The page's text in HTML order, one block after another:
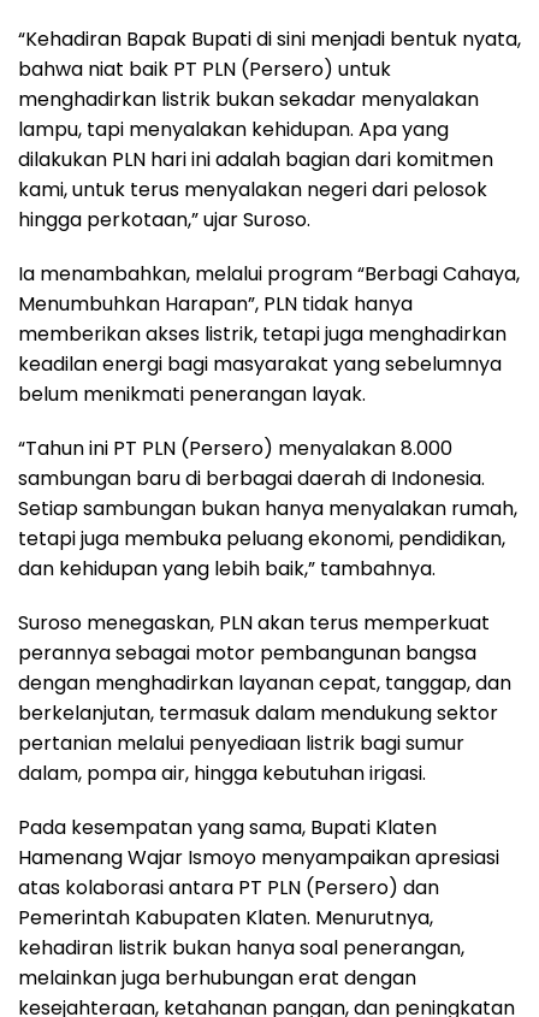
“Kehadiran Bapak Bupati di sini menjadi bentuk nyata,
bahwa niat baik PT PLN (Persero) untuk
menghadirkan listrik bukan sekadar menyalakan
lampu, tapi menyalakan kehidupan. Apa yang
dilakukan PLN hari ini adalah bagian dari komitmen
kami, untuk terus menyalakan negeri dari pelosok
hingga perkotaan,” ujar Suroso.
Ia menambahkan, melalui program “Berbagi Cahaya,
Menumbuhkan Harapan”, PLN tidak hanya
memberikan akses listrik, tetapi juga menghadirkan
keadilan energi bagi masyarakat yang sebelumnya
belum menikmati penerangan layak.
“Tahun ini PT PLN (Persero) menyalakan 8.000
sambungan baru di berbagai daerah di Indonesia.
Setiap sambungan bukan hanya menyalakan rumah,
tetapi juga membuka peluang ekonomi, pendidikan,
dan kehidupan yang lebih baik,” tambahnya.
Suroso menegaskan, PLN akan terus memperkuat
perannya sebagai motor pembangunan bangsa
dengan menghadirkan layanan cepat, tanggap, dan
berkelanjutan, termasuk dalam mendukung sektor
pertanian melalui penyediaan listrik bagi sumur
dalam, pompa air, hingga kebutuhan irigasi.
Pada kesempatan yang sama, Bupati Klaten
Hamenang Wajar Ismoyo menyampaikan apresiasi
atas kolaborasi antara PT PLN (Persero) dan
Pemerintah Kabupaten Klaten. Menurutnya,
kehadiran listrik bukan hanya soal penerangan,
melainkan juga berhubungan erat dengan
kesejahteraan, ketahanan pangan, dan peningkatan